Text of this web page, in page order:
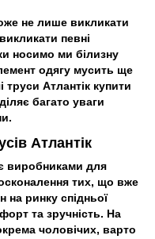
не лише викликати
певні
носимо ми білизну
одягу мусить ще
труси Атлантік купити
багато уваги
Атлантік
виробниками для
тих, що вже
на ринку спідньої
та зручність. На
чоловічих, варто